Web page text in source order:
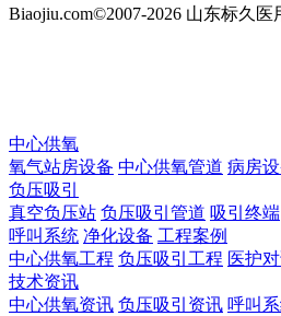
Biaojiu.com©2007-2026 山东标久
中心供氧
氧气站房设备 中心供氧管道 病房
负压吸引
真空负压站 负压吸引管道 吸引终端
呼叫系统 净化设备 工程案例
中心供氧工程 负压吸引工程 医护
技术资讯
中心供氧资讯 负压吸引资讯 呼叫